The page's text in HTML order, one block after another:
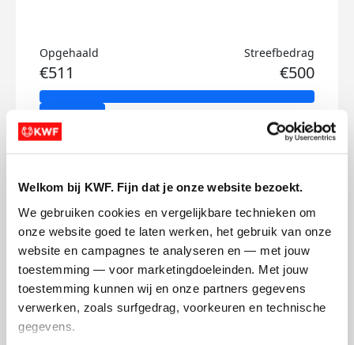
Welkom bij KWF. Fijn dat je onze website bezoekt.
We gebruiken cookies en vergelijkbare technieken om
onze website goed te laten werken, het gebruik van onze
website en campagnes te analyseren en — met jouw
toestemming — voor marketingdoeleinden. Met jouw
toestemming kunnen wij en onze partners gegevens
verwerken, zoals surfgedrag, voorkeuren en technische
gegevens.
Opgehaald
€511
Streefbedrag
€500
Doneer